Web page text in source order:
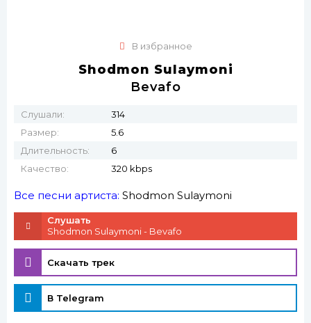
В избранное
Shodmon Sulaymoni
Bevafo
Слушали:
314
Размер:
5.6
Длительность:
6
Качество:
320 kbps
Все песни артиста: Shodmon Sulaymoni
Слушать
Shodmon Sulaymoni - Bevafo
Скачать трек
В Telegram